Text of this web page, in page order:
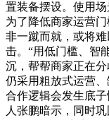
置装备摆设。使用
为了降低商家运营
非一蹴而就，或将
击。“用低门槛、智
沉，帮帮商家正在
仍采用粗放式运营
合作逻辑会发生底
人张鹏暗示，同时